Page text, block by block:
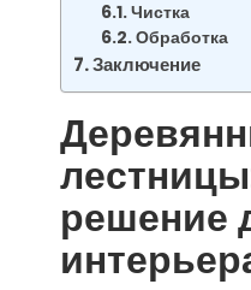
Чистка
Обработка
Заключение
решение